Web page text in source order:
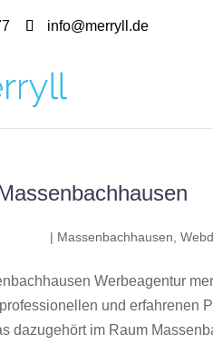
info@merryll.de
| Massenbachhausen ,
Werbeagentur
und erfahrenen
dazugehört im Raum